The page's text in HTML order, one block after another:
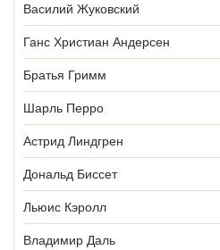
Василий Жуковский
Ганс Христиан Андерсен
Братья Гримм
Шарль Перро
Астрид Линдгрен
Дональд Биссет
Льюис Кэролл
Владимир Даль